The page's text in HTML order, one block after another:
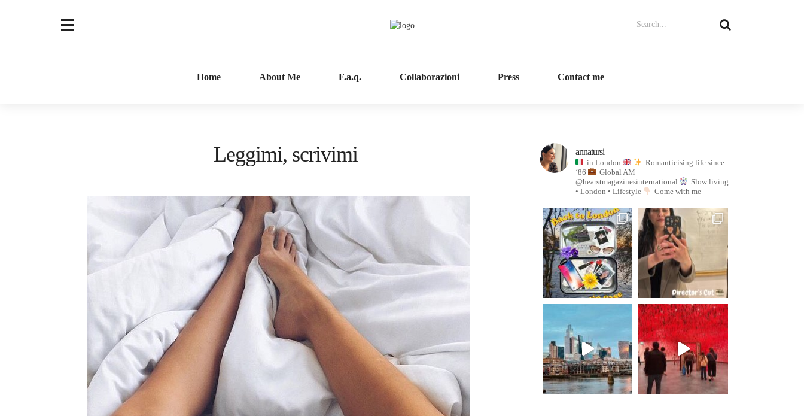
Home About Me F.a.q. Collaborazioni Press Contact me
Leggimi, scrivimi annatursi
in London
Romanticising life since
‘86
Global AM
@hearstmagazinesinternational
Slow living
• London • Lifestyle
Come with me